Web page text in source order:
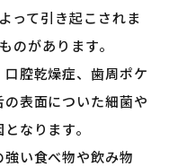
って引き起こされま
のがあります。
口腔乾燥症、歯周ポケ
表面についた細菌や
なります。
強い食べ物や飲み物